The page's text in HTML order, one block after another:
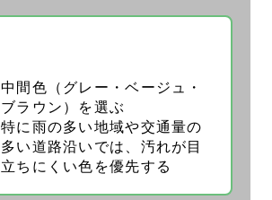
中間色（グレー・ベージュ・
ブラウン）を選ぶ
特に雨の多い地域や交通量の
多い道路沿いでは、汚れが目
立ちにくい色を優先する